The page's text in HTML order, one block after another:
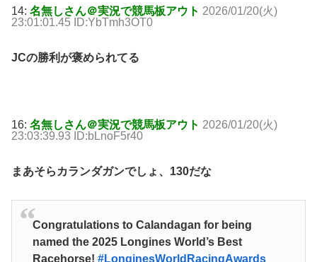
14: 名無しさん＠実況で競馬板アウト 2026/01/20(火)
23:01:01.45 ID:YbTmh3OT0
JCの勝利が褒められてる
16: 名無しさん＠実況で競馬板アウト 2026/01/20(火)
23:03:39.93 ID:bLnoF5r40
まあそらカランダガンでしょ、130だな
Congratulations to Calandagan for being
named the 2025 Longines World’s Best
Racehorse! #LonginesWorldRacingAwards